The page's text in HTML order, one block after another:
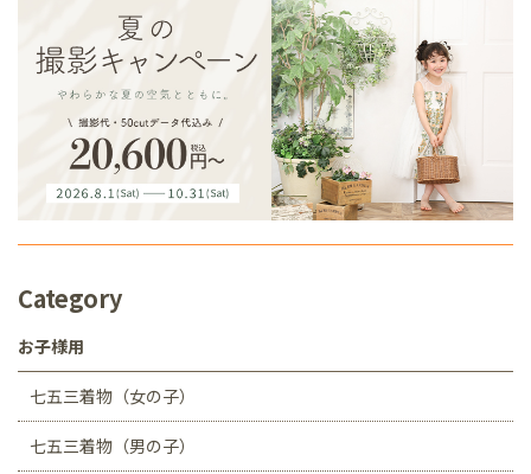
Category
お子様用
七五三着物（女の子）
七五三着物（男の子）